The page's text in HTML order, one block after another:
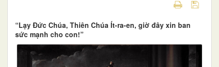
“Lạy Đức Chúa, Thiên Chúa Ít-ra-en, giờ đây xin ban
sức mạnh cho con!”